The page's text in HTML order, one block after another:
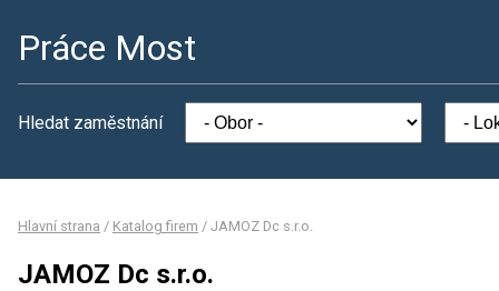
Práce Most
Hledat zaměstnání
Hlavní strana / Katalog firem / JAMOZ Dc s.r.o.
JAMOZ Dc s.r.o.